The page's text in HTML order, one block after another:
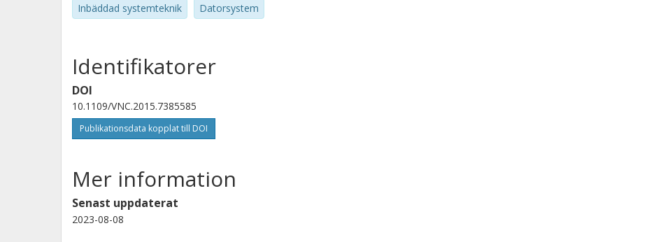
Inbäddad systemteknik
Datorsystem
Identifikatorer
DOI
10.1109/VNC.2015.7385585
Publikationsdata kopplat till DOI
Mer information
Senast uppdaterat
2023-08-08